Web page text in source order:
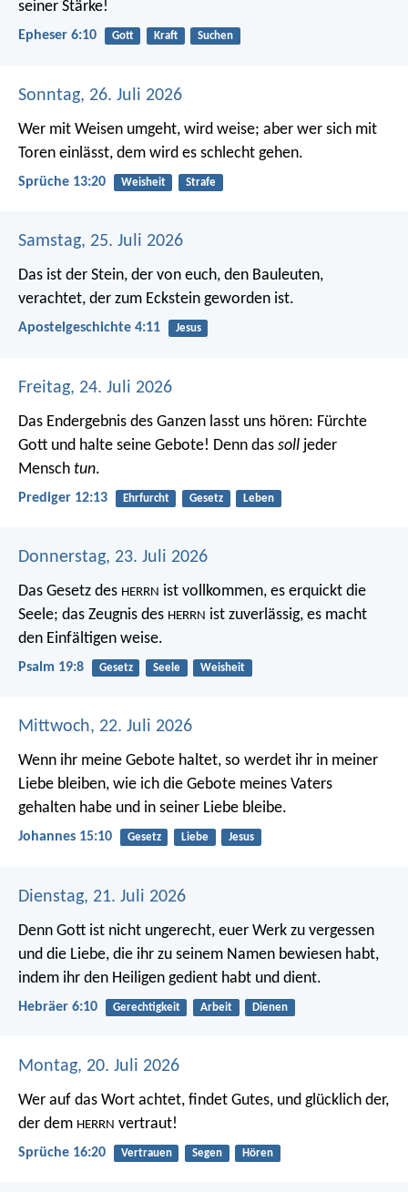
seiner Stärke!
Epheser 6:10 Gott Kraft Suchen
Sonntag, 26. Juli 2026
Wer mit Weisen umgeht, wird weise; aber wer sich mit
Toren einlässt, dem wird es schlecht gehen.
Sprüche 13:20 Weisheit Strafe
Samstag, 25. Juli 2026
Das ist der Stein, der von euch, den Bauleuten,
verachtet, der zum Eckstein geworden ist.
Apostelgeschichte 4:11 Jesus
Freitag, 24. Juli 2026
Das Endergebnis des Ganzen lasst uns hören: Fürchte
Gott und halte seine Gebote! Denn das soll jeder
Mensch tun.
Prediger 12:13 Ehrfurcht Gesetz Leben
Donnerstag, 23. Juli 2026
Das Gesetz des HERRN ist vollkommen, es erquickt die
Seele; das Zeugnis des HERRN ist zuverlässig, es macht
den Einfältigen weise.
Psalm 19:8 Gesetz Seele Weisheit
Mittwoch, 22. Juli 2026
Wenn ihr meine Gebote haltet, so werdet ihr in meiner
Liebe bleiben, wie ich die Gebote meines Vaters
gehalten habe und in seiner Liebe bleibe.
Johannes 15:10 Gesetz Liebe Jesus
Dienstag, 21. Juli 2026
Denn Gott ist nicht ungerecht, euer Werk zu vergessen
und die Liebe, die ihr zu seinem Namen bewiesen habt,
indem ihr den Heiligen gedient habt und dient.
Hebräer 6:10 Gerechtigkeit Arbeit Dienen
Montag, 20. Juli 2026
Wer auf das Wort achtet, findet Gutes, und glücklich der,
der dem HERRN vertraut!
Sprüche 16:20 Vertrauen Segen Hören